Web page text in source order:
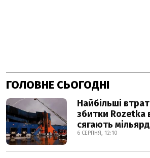
ГОЛОВНЕ СЬОГОДНІ
Найбільші
збитки Rozetka
сягають
6 СЕРПНЯ, 12:10